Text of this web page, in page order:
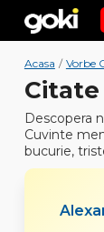
Acasa / Vorbe
Descopera
Cuvinte
bucurie,